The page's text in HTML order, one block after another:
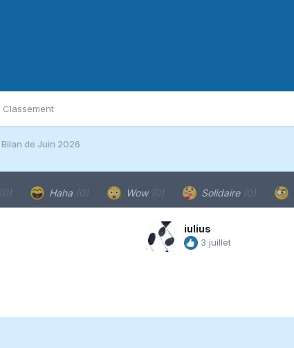
Classement
Bilan de Juin 2026
(0) Haha (0) Wow (0) Solidaire (0)
iulius
3 juillet